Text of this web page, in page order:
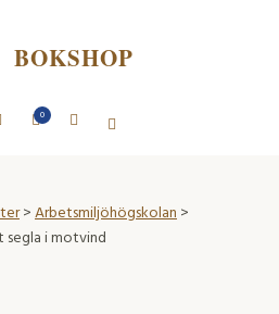
BOKSHOP
0
>Arbetsmiljöhögskolan>
segla i motvind